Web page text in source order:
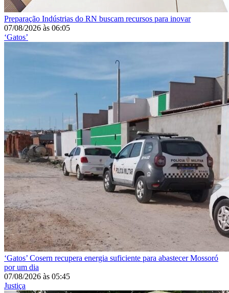
Preparação Indústrias do RN buscam recursos para inovar
07/08/2026 às 06:05
‘Gatos’
‘Gatos’ Cosern recupera energia suficiente para abastecer Mossoró
por um dia
07/08/2026 às 05:45
Justiça